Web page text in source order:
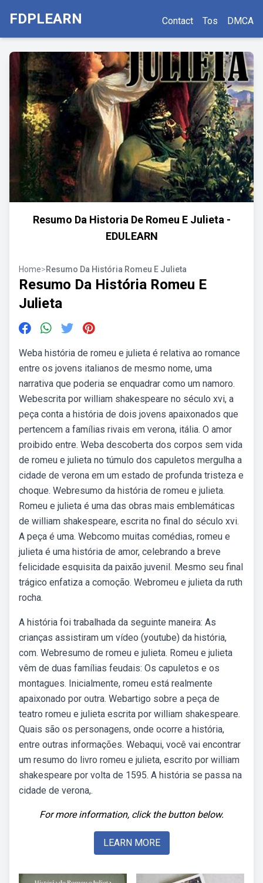
FDPLEARN Contact Tos DMCA
Resumo Da Historia De Romeu E Julieta -
EDULEARN
Home>Resumo Da História Romeu E Julieta
Resumo Da História Romeu E
Julieta
Weba história de romeu e julieta é relativa ao romance
entre os jovens italianos de mesmo nome, uma
narrativa que poderia se enquadrar como um namoro.
Webescrita por william shakespeare no século xvi, a
peça conta a história de dois jovens apaixonados que
pertencem a famílias rivais em verona, itália. O amor
proibido entre. Weba descoberta dos corpos sem vida
de romeu e julieta no túmulo dos capuletos mergulha a
cidade de verona em um estado de profunda tristeza e
choque. Webresumo da história de romeu e julieta.
Romeu e julieta é uma das obras mais emblemáticas
de william shakespeare, escrita no final do século xvi.
A peça é uma. Webcomo muitas comédias, romeu e
julieta é uma história de amor, celebrando a breve
felicidade esquisita da paixão juvenil. Mesmo seu final
trágico enfatiza a comoção. Webromeu e julieta da ruth
rocha.
A história foi trabalhada da seguinte maneira: As
crianças assistiram um vídeo (youtube) da história,
com. Webresumo de romeu e julieta. Romeu e julieta
vêm de duas famílias feudais: Os capuletos e os
montagues. Inicialmente, romeu está realmente
apaixonado por outra. Webartigo sobre a peça de
teatro romeu e julieta escrita por william shakespeare.
Quais são os personagens, onde ocorre a história,
entre outras informações. Webaqui, você vai encontrar
um resumo do livro romeu e julieta, escrito por william
shakespeare por volta de 1595. A história se passa na
cidade de verona,.
For more information, click the button below.
LEARN MORE